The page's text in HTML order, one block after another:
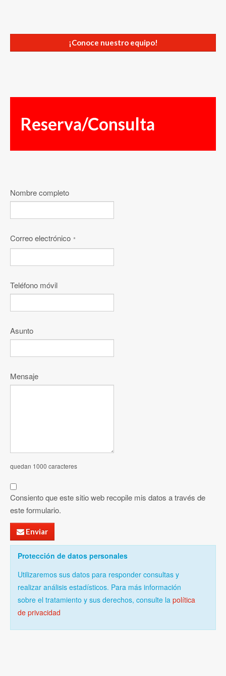
¡Conoce nuestro equipo!
Reserva/Consulta
Nombre completo
Correo electrónico *
Teléfono móvil
Asunto
Mensaje
quedan 1000 caracteres
Consiento que este sitio web recopile mis datos a través de
este formulario.
Enviar
Protección de datos personales
Utilizaremos sus datos para responder consultas y
realizar análisis estadísticos. Para más información
sobre el tratamiento y sus derechos, consulte la política
de privacidad